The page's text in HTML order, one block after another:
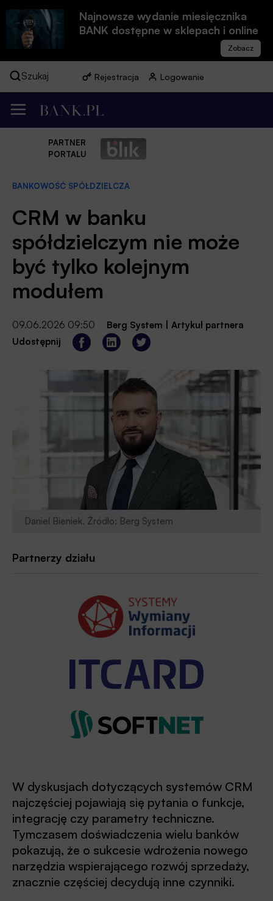
Najnowsze wydanie miesięcznika
BANK dostępne w sklepach i online
Szukaj Rejestracja Logowanie
PARTNER
PORTALU
BANKOWOŚĆ SPÓŁDZIELCZA
CRM w banku
spółdzielczym nie może
być tylko kolejnym
modułem
09.06.2026 09:50 Berg System
Artykuł partnera
Udostępnij
Daniel Bieniek. Źródło: Berg System
Partnerzy działu
W dyskusjach dotyczących systemów CRM
najczęściej pojawiają się pytania o funkcje,
integrację czy parametry techniczne.
Tymczasem doświadczenia wielu banków
pokazują, że o sukcesie wdrożenia nowego
narzędzia wspierającego rozwój sprzedaży,
znacznie częściej decydują inne czynniki.